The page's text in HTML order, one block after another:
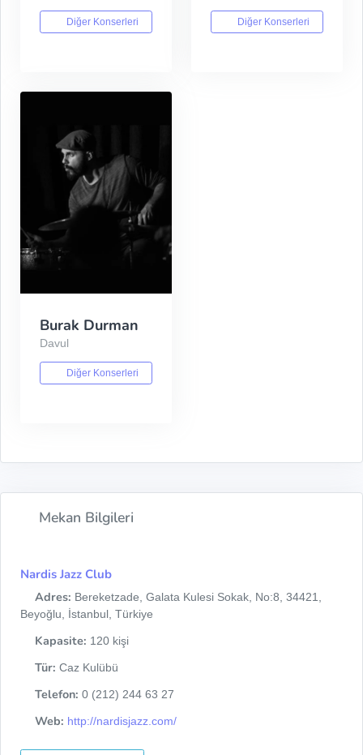
Diğer Konserleri Diğer Konserleri
Burak Durman
Davul
Diğer Konserleri
Mekan Bilgileri
Nardis Jazz Club
Adres: Bereketzade, Galata Kulesi Sokak, No:8, 34421,
Beyoğlu, İstanbul, Türkiye
Kapasite: 120 kişi
Tür: Caz Kulübü
Telefon: 0 (212) 244 63 27
Web: http://nardisjazz.com/